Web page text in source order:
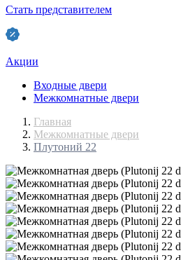
Стать представителем
Акции
Входные двери
Межкомнатные двери
Главная
Межкомнатные двери
Плутоний 22